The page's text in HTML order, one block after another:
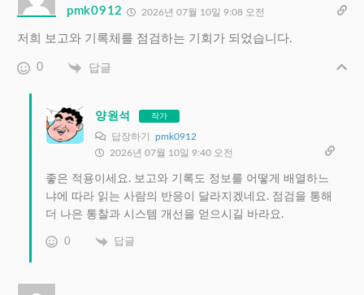
pmk0912 2026년 07월 10일 9:08 오전
저희 보고와 기록체를 점검하는 기회가 되었습니다.
0 답글
양원석 작가
답장하기 pmk0912
2026년 07월 10일 9:40 오전
좋은 적용이세요. 보고와 기록도 정보를 어떻게 배열하느
냐에 따라 읽는 사람의 반응이 달라지겠네요. 점검을 통해
더 나은 통찰과 시스템 개선을 얻으시길 바라요.
0 답글